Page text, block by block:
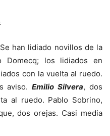
han lidiado novillos de la
Domecq; los lidiados en
con la vuelta al ruedo.
aviso.Emilio Silvera, dos
al ruedo. Pablo Sobrino,
dos orejas. Casi media